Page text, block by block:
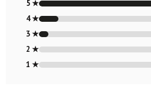
4.8/ 5
5 ★
4 ★
3 ★
2 ★
1 ★